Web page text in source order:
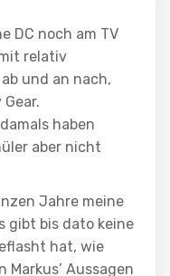
DC noch am TV
relativ
und an nach,
haben
aber nicht
Jahre meine
gibt bis dato keine
hat, wie
Markus’ Aussagen